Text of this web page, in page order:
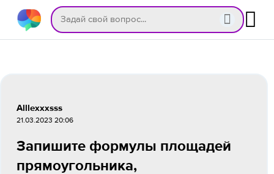
Alllexxxsss
21.03.2023 20:06
Запишите формулы площадей
прямоугольника,